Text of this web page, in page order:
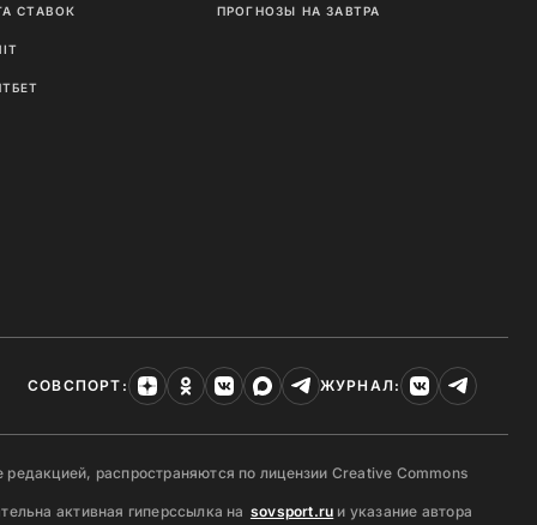
СТАВОК ПРОГНОЗЫ НА ЗАВТРА
СОВСПОРТ: ЖУРНАЛ:
распространяются по лицензии Creative Commons
активная гиперссылка на sovsport.ru и указание автора